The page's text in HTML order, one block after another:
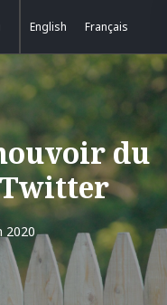
English Français
du
2020